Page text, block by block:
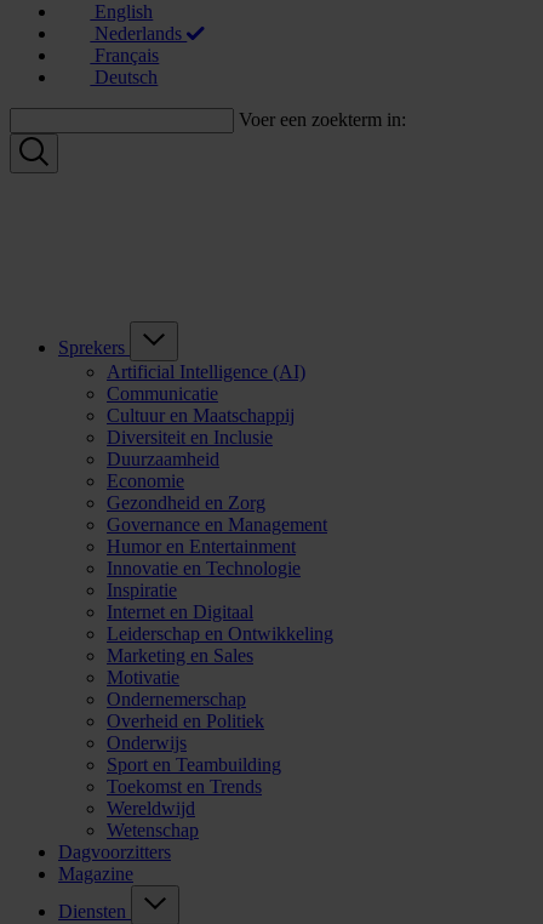
English
Nederlands
Français
Deutsch
Voer een zoekterm in:
Sprekers
Artificial Intelligence (AI)
Communicatie
Cultuur en Maatschappij
Diversiteit en Inclusie
Duurzaamheid
Economie
Gezondheid en Zorg
Governance en Management
Humor en Entertainment
Innovatie en Technologie
Inspiratie
Internet en Digitaal
Leiderschap en Ontwikkeling
Marketing en Sales
Motivatie
Ondernemerschap
Overheid en Politiek
Onderwijs
Sport en Teambuilding
Toekomst en Trends
Wereldwijd
Wetenschap
Dagvoorzitters
Magazine
Diensten